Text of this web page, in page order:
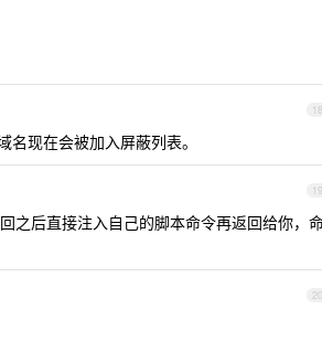
18
现在会被加入屏蔽列表。
19
之后直接注入自己的脚本命令再返回给你，
20